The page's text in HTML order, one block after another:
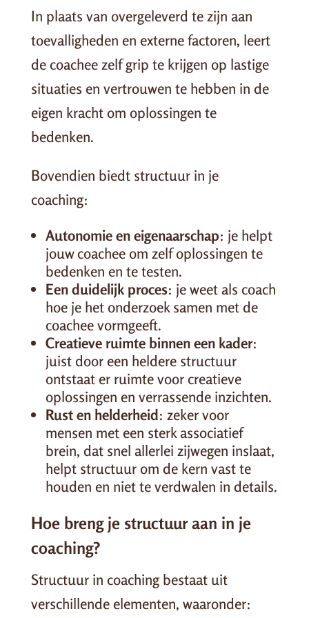
In plaats van overgeleverd te zijn aan
toevalligheden en externe factoren, leert
de coachee zelf grip te krijgen op lastige
situaties en vertrouwen te hebben in de
eigen kracht om oplossingen te
bedenken.
Bovendien biedt structuur in je
coaching:
Autonomie en eigenaarschap: je helpt
jouw coachee om zelf oplossingen te
bedenken en te testen.
Een duidelijk proces: je weet als coach
hoe je het onderzoek samen met de
coachee vormgeeft.
Creatieve ruimte binnen een kader:
juist door een heldere structuur
ontstaat er ruimte voor creatieve
oplossingen en verrassende inzichten.
Rust en helderheid: zeker voor
mensen met een sterk associatief
brein, dat snel allerlei zijwegen inslaat,
helpt structuur om de kern vast te
houden en niet te verdwalen in details.
Hoe breng je structuur aan in je
coaching?
Structuur in coaching bestaat uit
verschillende elementen, waaronder: